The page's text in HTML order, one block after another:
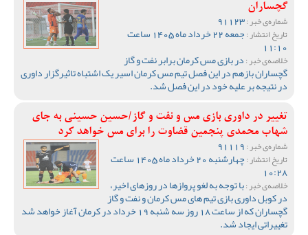
گچساران
شماره‌ی خبر :
تاریخ انتشار : جمعه 22 خرداد ماه 1405 ساعت
11:10
خلاصه‌ی خبر :در بازی مس کرمان برابر نفت و گاز
گچساران بازهم در این فصل تیم مس کرمان اسیر یک اشتباه تاثیرگزار داوری
در نتیجه بر علیه خود در این فصل شد.
تغییر در داوری بازی مس و نفت و گاز/حسین حسینی به جای
شهاب محمدی پنجمین قضاوت را برای مس خواهد کرد
شماره‌ی خبر :
تاریخ انتشار : چهارشنبه 20 خرداد ماه 1405 ساعت
10:28
خلاصه‌ی خبر :با توجه به لغو پروازها در روزهای اخیر،
در کوبل داوری بازی تیم های مس کرمان و نفت و گاز
گچساران که از ساعت 18 روز سه شنبه 19 خرداد در کرمان آغاز خواهد شد
تغییراتی ایجاد شد.